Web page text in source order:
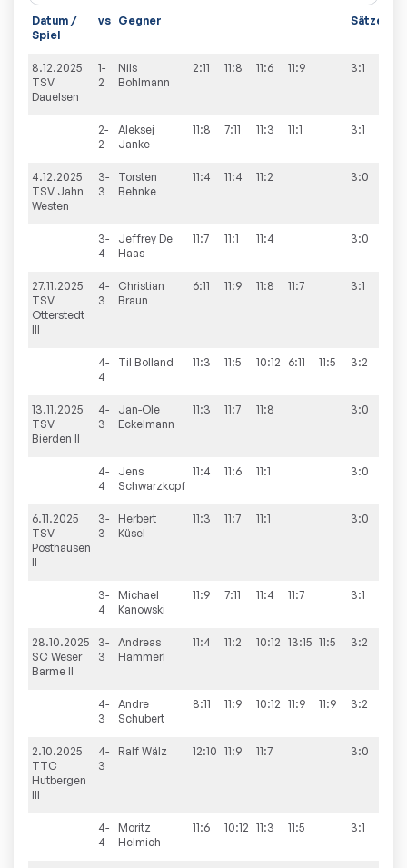
Datum /
Spiel
vs Gegner Sätze
8.12.2025
TSV
Dauelsen
1-
2
Nils
Bohlmann
2:11 11:8 11:6 11:9 3:1
2-
2
Aleksej
Janke
11:8 7:11 11:3 11:1 3:1
4.12.2025
TSV Jahn
Westen
3-
3
Torsten
Behnke
11:4 11:4 11:2 3:0
3-
4
Jeffrey De
Haas
11:7 11:1 11:4 3:0
27.11.2025
TSV
Otterstedt
III
4-
3
Christian
Braun
6:11 11:9 11:8 11:7 3:1
4-
4
Til Bolland 11:3 11:5 10:12 6:11 11:5 3:2
13.11.2025
TSV
Bierden II
4-
3
Jan-Ole
Eckelmann
11:3 11:7 11:8 3:0
4-
4
Jens
Schwarzkopf
11:4 11:6 11:1 3:0
6.11.2025
TSV
Posthausen
II
3-
3
Herbert
Küsel
11:3 11:7 11:1 3:0
3-
4
Michael
Kanowski
11:9 7:11 11:4 11:7 3:1
28.10.2025
SC Weser
Barme II
3-
3
Andreas
Hammerl
11:4 11:2 10:12 13:15 11:5 3:2
4-
3
Andre
Schubert
8:11 11:9 10:12 11:9 11:9 3:2
2.10.2025
TTC
Hutbergen
III
4-
3
Ralf Wälz 12:10 11:9 11:7 3:0
4-
4
Moritz
Helmich
11:6 10:12 11:3 11:5 3:1